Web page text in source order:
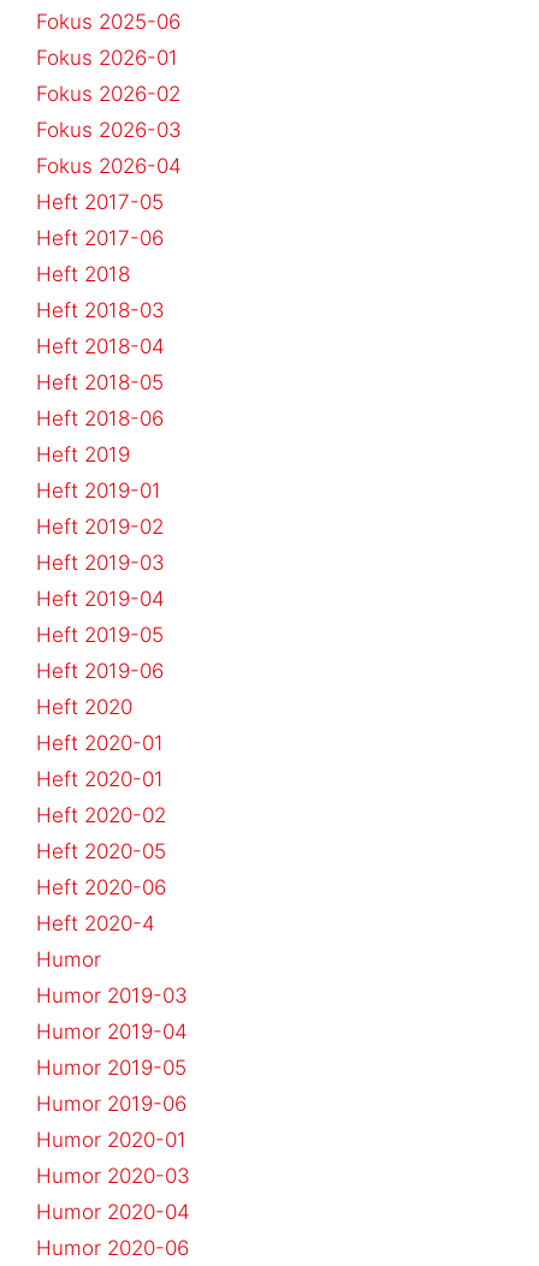
Fokus 2025-06
Fokus 2026-01
Fokus 2026-02
Fokus 2026-03
Fokus 2026-04
Heft 2017-05
Heft 2017-06
Heft 2018
Heft 2018-03
Heft 2018-04
Heft 2018-05
Heft 2018-06
Heft 2019
Heft 2019-01
Heft 2019-02
Heft 2019-03
Heft 2019-04
Heft 2019-05
Heft 2019-06
Heft 2020
Heft 2020-01
Heft 2020-01
Heft 2020-02
Heft 2020-05
Heft 2020-06
Heft 2020-4
Humor
Humor 2019-03
Humor 2019-04
Humor 2019-05
Humor 2019-06
Humor 2020-01
Humor 2020-03
Humor 2020-04
Humor 2020-06